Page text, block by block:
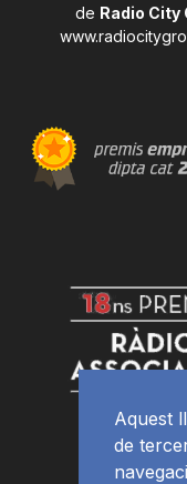
de Radio City
Aquest
de